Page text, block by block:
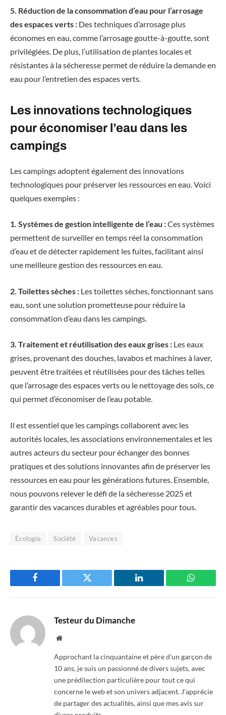
5. Réduction de la consommation d’eau pour l’arrosage
des espaces verts : Des techniques d’arrosage plus
économes en eau, comme l’arrosage goutte-à-goutte, sont
privilégiées. De plus, l’utilisation de plantes locales et
résistantes à la sécheresse permet de réduire la demande en
eau pour l’entretien des espaces verts.
Les innovations technologiques
pour économiser l’eau dans les
campings
Les campings adoptent également des innovations
technologiques pour préserver les ressources en eau. Voici
quelques exemples :
1. Systèmes de gestion intelligente de l’eau :Ces systèmes
permettent de surveiller en temps réel la consommation
d’eau et de détecter rapidement les fuites, facilitant ainsi
une meilleure gestion des ressources en eau.
2. Toilettes sèches : Les toilettes sèches, fonctionnant sans
eau, sont une solution prometteuse pour réduire la
consommation d’eau dans les campings.
3. Traitement et réutilisation des eaux grises : Les eaux
grises, provenant des douches, lavabos et machines à laver,
peuvent être traitées et réutilisées pour des tâches telles
que l’arrosage des espaces verts ou le nettoyage des sols, ce
qui permet d’économiser de l’eau potable.
Il est essentiel que les campings collaborent avec les
autorités locales, les associations environnementales et les
autres acteurs du secteur pour échanger des bonnes
pratiques et des solutions innovantes afin de préserver les
ressources en eau pour les générations futures. Ensemble,
nous pouvons relever le défi de la sécheresse 2025 et
garantir des vacances durables et agréables pour tous.
Écologie Société Vacances
Facebook Twitter LinkedIn
Testeur du Dimanche
Website
Approchant la cinquantaine et père d'un garçon de
10 ans, je suis un passionné de divers sujets, avec
une prédilection particulière pour tout ce qui
concerne le web et son univers adjacent. J'apprécie
de partager des actualités, ainsi que mes avis sur